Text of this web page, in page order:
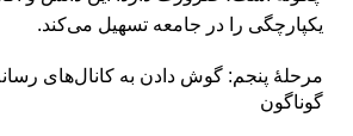
یکپارچگی را در جامعه تسهیل می‌کند.
مرحلۀ پنجم: گوش دادن به کانال‌های
گوناگون